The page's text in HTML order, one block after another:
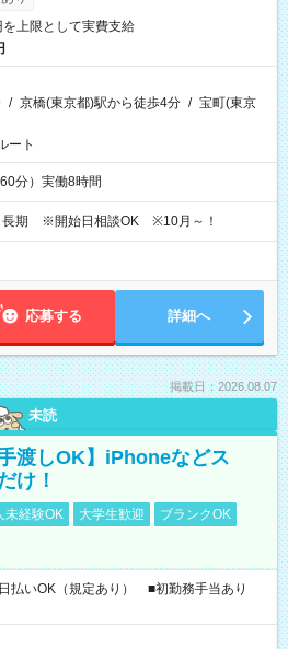
上限として実費支給
/ 京橋(東京都)駅から徒歩4分 / 宝町(東京
ート
分）実働8時間
長期 ※開始日相談OK ※10月～！
応募する 詳細へ
掲載日：2026.08.07
未読
渡しOK】iPhoneなどス
け！
未経験OK 大学生歓迎
ブランクOK
いOK（規定あり） ■初勤務手当あり